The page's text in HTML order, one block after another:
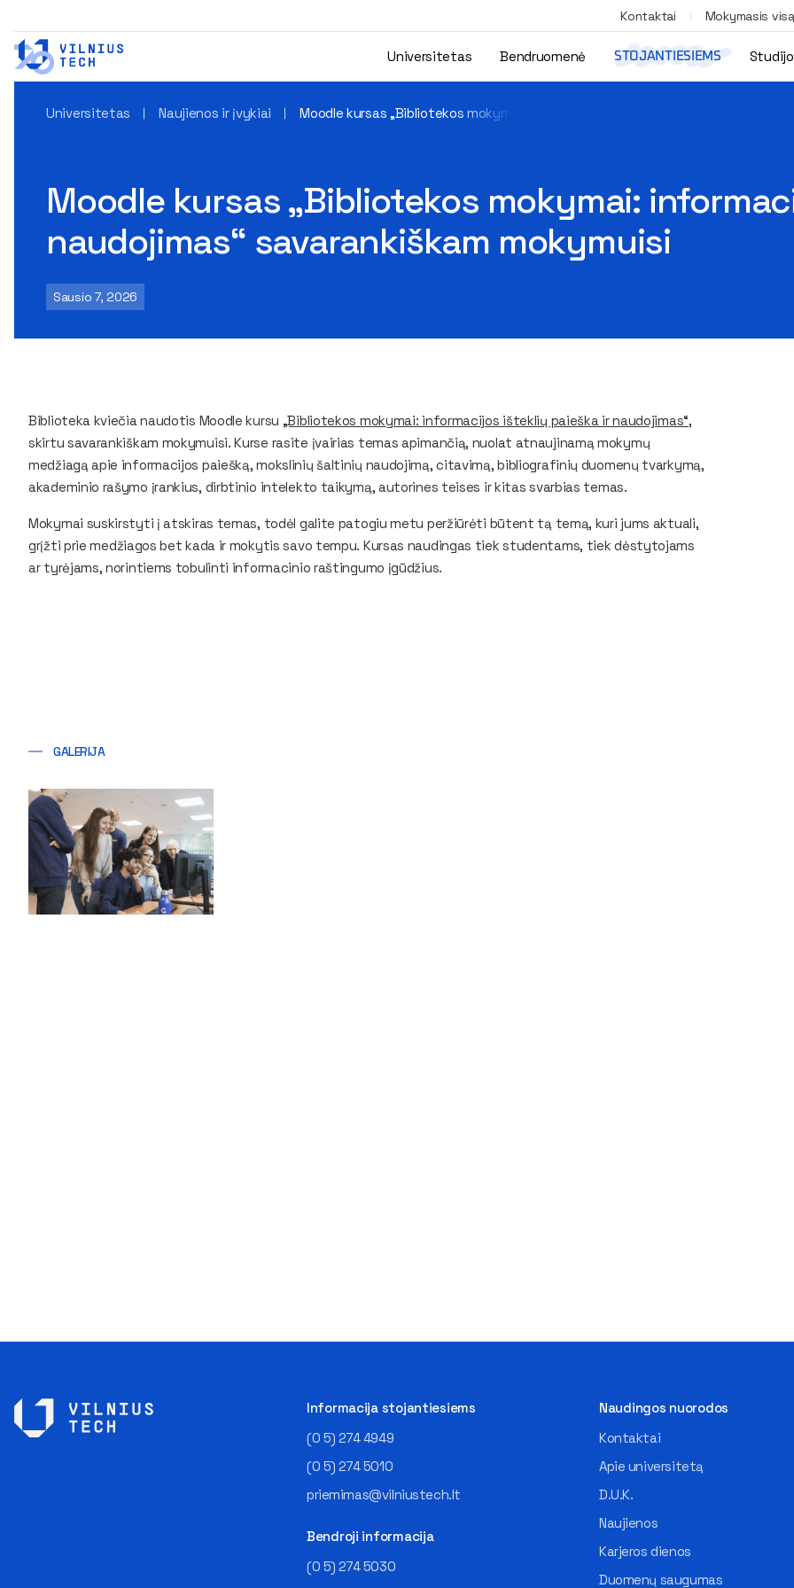
Kontaktai Mokymasis
Universitetas Bendruomenė STOJANTIESIEMS
Universitetas Naujienos ir įvykiai Moodle kursas „Bibliotekos mokymai: informacijos išteklių paieška ir
Moodle kursas „Bibliotekos mokymai:
naudojimas“ savarankiškam mokymuisi
Sausio 7, 2026
Biblioteka kviečia naudotis Moodle kursu „Bibliotekos mokymai: informacijos išteklių paieška ir naudojimas“,
skirtu savarankiškam mokymuisi. Kurse rasite įvairias temas apimančią, nuolat atnaujinamą mokymų
medžiagą apie informacijos paiešką, mokslinių šaltinių naudojimą, citavimą, bibliografinių duomenų tvarkymą,
akademinio rašymo įrankius, dirbtinio intelekto taikymą, autorines teises ir kitas svarbias temas.
Mokymai suskirstyti į atskiras temas, todėl galite patogiu metu peržiūrėti būtent tą temą, kuri jums aktuali,
grįžti prie medžiagos bet kada ir mokytis savo tempu. Kursas naudingas tiek studentams, tiek dėstytojams
ar tyrėjams, norintiems tobulinti informacinio raštingumo įgūdžius.
GALERIJA
Informacija stojantiesiems
(0 5) 274 4949
(0 5) 274 5010
priemimas@vilniustech.lt
Bendroji informacija
(0 5) 274 5030
Naudingos nuorodos
Kontaktai
Apie universitetą
D.U.K.
Naujienos
Karjeros dienos
Duomenų saugumas